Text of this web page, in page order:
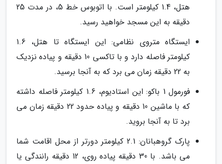
هتل، 1.4 کیلومتر است. با اتوبوس خط 5، در مدت 25
دقیقه به این مسجد خواهید رسید.
ایستگاه متروی نظامی: این ایستگاه تا هتل، 1.6
کیلومتر فاصله دارد و با تاکسی 10 دقیقه و پیاده نزدیک
به 22 دقیقه زمان می برد که به آنجا برسید.
فورمول 1 باکو: این استادیوم، 1.6 کیلومتر فاصله داشته
که با ماشین 10 دقیقه و پیاده حدود 22 دقیقه زمان می
برد تا به آنجا بروید.
پارک گروهبانان: 2.1 کیلومتر دورتر از محل اقامت شما
می باشد. با 30 دقیقه پیاده روی، 12 دقیقه رانندگی یا